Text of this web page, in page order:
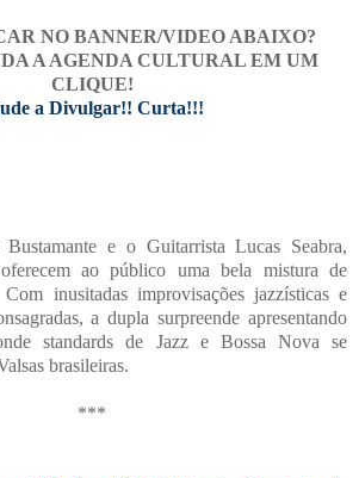
NO BANNER/VIDEO ABAIXO?
A AGENDA CULTURAL EM UM
CLIQUE!
a Divulgar!! Curta!!!
e o Guitarrista Lucas Seabra,
ao público uma bela mistura de
inusitadas improvisações jazzísticas e
a dupla surpreende apresentando
standards de Jazz e Bossa Nova se
brasileiras.
***